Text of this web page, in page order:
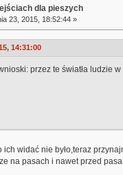
dla pieszych
23, 2015, 18:52:44 »
14:31:00
przez te światła ludzie
widać nie było,teraz
na pasach i nawet przed